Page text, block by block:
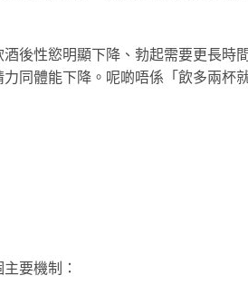
後性慾明顯下降、勃起需要更長時
同體能下降。呢啲唔係「飲多兩杯
要機制：